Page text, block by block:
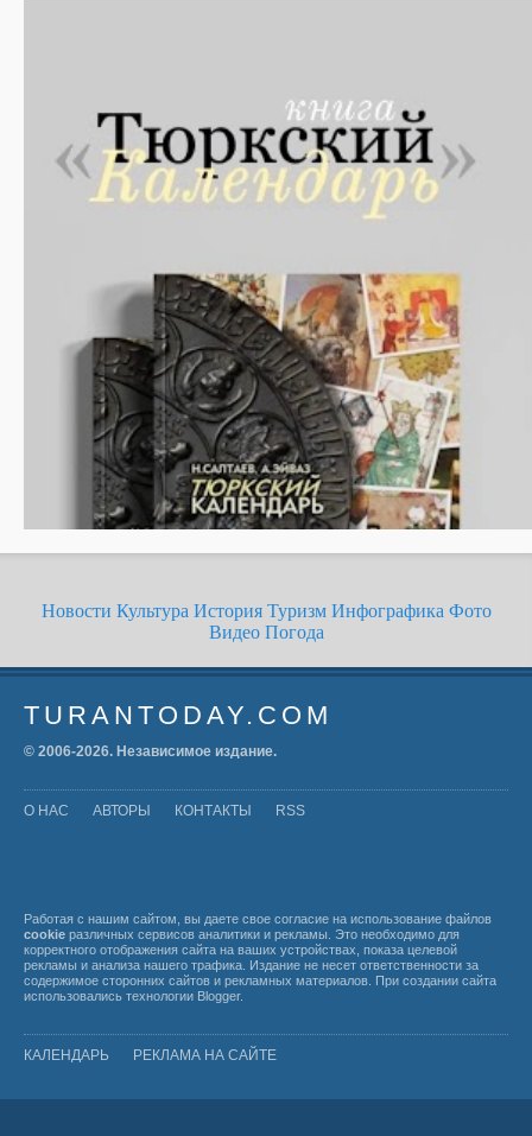
Новости Культура История Туризм Инфографика Фото
Видео Погода
TURANTODAY.COM
© 2006-2026. Независимое издание.
О НАС АВТОРЫ КОНТАКТЫ RSS
Работая с нашим сайтом, вы даете свое согласие на использование файлов
cookie различных сервисов аналитики и рекламы. Это необходимо для
корректного отображения сайта на ваших устройствах, показа целевой
рекламы и анализа нашего трафика. Издание не несет ответственности за
содержимое сторонних сайтов и рекламных материалов. При создании сайта
использовались технологии Blogger.
КАЛЕНДАРЬ РЕКЛАМА НА САЙТЕ